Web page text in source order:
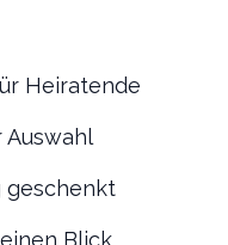
Heiratende
Auswahl
geschenkt
Blick